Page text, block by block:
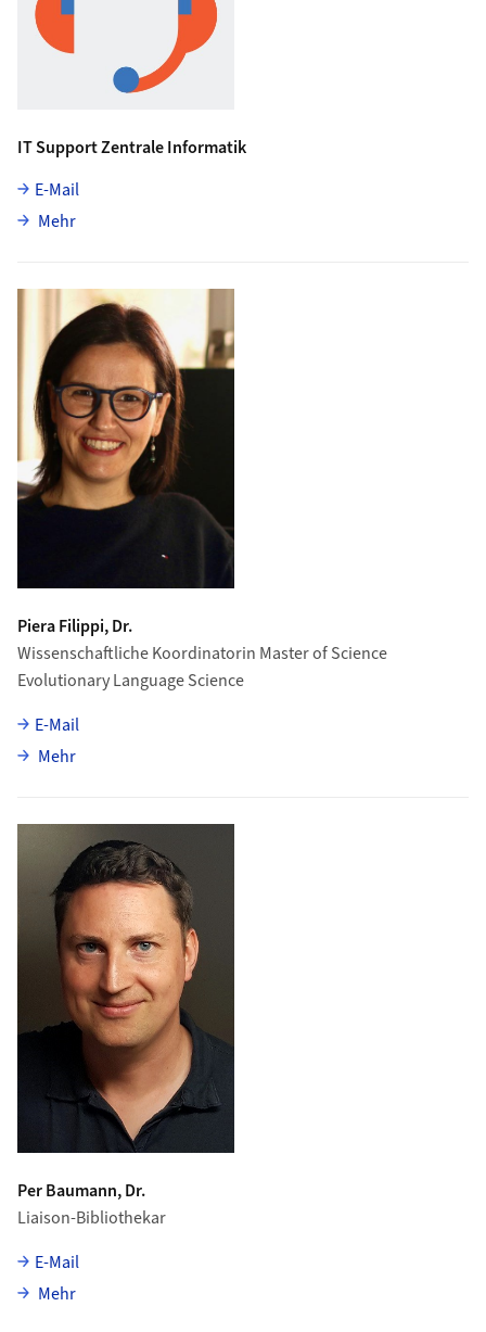
IT Support Zentrale Informatik
E-Mail
Mehrüber IT Support Zentrale Informatik
Piera Filippi, Dr.
Wissenschaftliche Koordinatorin Master of Science
Evolutionary Language Science
E-Mail
Mehrüber Piera Filippi
Per Baumann, Dr.
Liaison-Bibliothekar
E-Mail
Mehrüber Per Baumann